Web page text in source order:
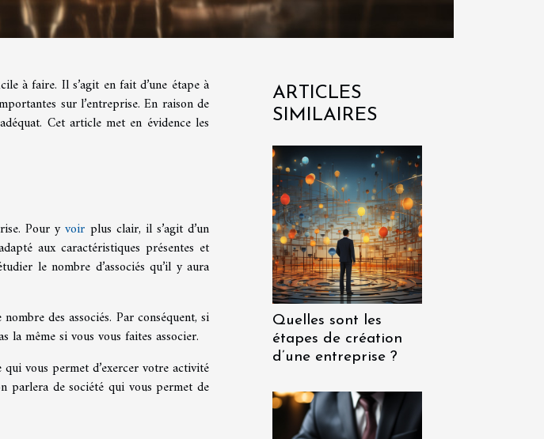
à faire. Il s’agit en fait d’une étape à
sur l’entreprise. En raison de
Cet article met en évidence les
Pour yvoir plus clair, il s’agit d’un
aux caractéristiques présentes et
le nombre d’associés qu’il y aura
des associés. Par conséquent, si
même si vous vous faites associer.
vous permet d’exercer votre activité
parlera de société qui vous permet de
ARTICLES
SIMILAIRES
Quelles sont les
étapes de création
d’une entreprise ?